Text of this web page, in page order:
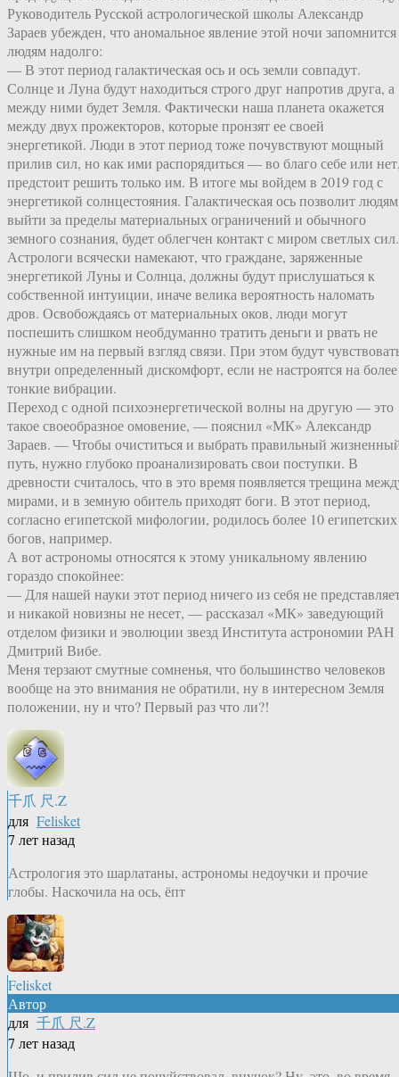
Руководитель Русской астрологической школы Александр
Зараев убежден, что аномальное явление этой ночи запомнится
людям надолго:
— В этот период галактическая ось и ось земли совпадут.
Солнце и Луна будут находиться строго друг напротив друга, а
между ними будет Земля. Фактически наша планета окажется
между двух прожекторов, которые пронзят ее своей
энергетикой. Люди в этот период тоже почувствуют мощный
прилив сил, но как ими распорядиться — во благо себе или
предстоит решить только им. В итоге мы войдем в 2019 год с
энергетикой солнцестояния. Галактическая ось позволит людям
выйти за пределы материальных ограничений и обычного
земного сознания, будет облегчен контакт с миром светлых сил.
Астрологи всячески намекают, что граждане, заряженные
энергетикой Луны и Солнца, должны будут прислушаться к
собственной интуиции, иначе велика вероятность наломать
дров. Освобождаясь от материальных оков, люди могут
поспешить слишком необдуманно тратить деньги и рвать не
нужные им на первый взгляд связи. При этом будут
внутри определенный дискомфорт, если не настроятся на более
тонкие вибрации.
Переход с одной психоэнергетической волны на другую — это
такое своеобразное омовение, — пояснил «МК» Александр
Зараев. — Чтобы очиститься и выбрать правильный
путь, нужно глубоко проанализировать свои поступки. В
древности считалось, что в это время появляется трещина
мирами, и в земную обитель приходят боги. В этот период,
согласно египетской мифологии, родилось более 10 египетских
богов, например.
А вот астрономы относятся к этому уникальному явлению
гораздо спокойнее:
— Для нашей науки этот период ничего из себя не
и никакой новизны не несет, — рассказал «МК» заведующий
отделом физики и эволюции звезд Института астрономии РАН
Дмитрий Вибе.
Меня терзают смутные сомненья, что большинство человеков
вообще на это внимания не обратили, ну в интересном Земля
положении, ну и что? Первый раз что ли?!
千爪 尺.Z
для Felisket
7 лет назад
Астрология это шарлатаны, астрономы недоучки и прочие
глобы. Наскочила на ось, ёпт
Felisket
Автор
для 千爪 尺.Z
7 лет назад